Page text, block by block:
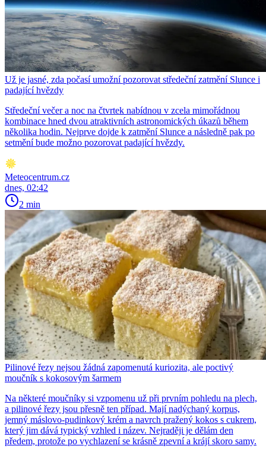
Už je jasné, zda počasí umožní pozorovat středeční zatmění Slunce i
padající hvězdy
Středeční večer a noc na čtvrtek nabídnou v zcela mimořádnou
kombinace hned dvou atraktivních astronomických úkazů během
několika hodin. Nejprve dojde k zatmění Slunce a následně pak po
setmění bude možno pozorovat padající hvězdy.
Meteocentrum.cz
dnes, 02:42
2 min
Pilinové řezy nejsou žádná zapomenutá kuriozita, ale poctivý
moučník s kokosovým šarmem
Na některé moučníky si vzpomenu už při prvním pohledu na plech,
a pilinové řezy jsou přesně ten případ. Mají nadýchaný korpus,
jemný máslovo-pudinkový krém a navrch pražený kokos s cukrem,
který jim dává typický vzhled i název. Nejraději je dělám den
předem, protože po vychlazení se krásně zpevní a krájí skoro samy.